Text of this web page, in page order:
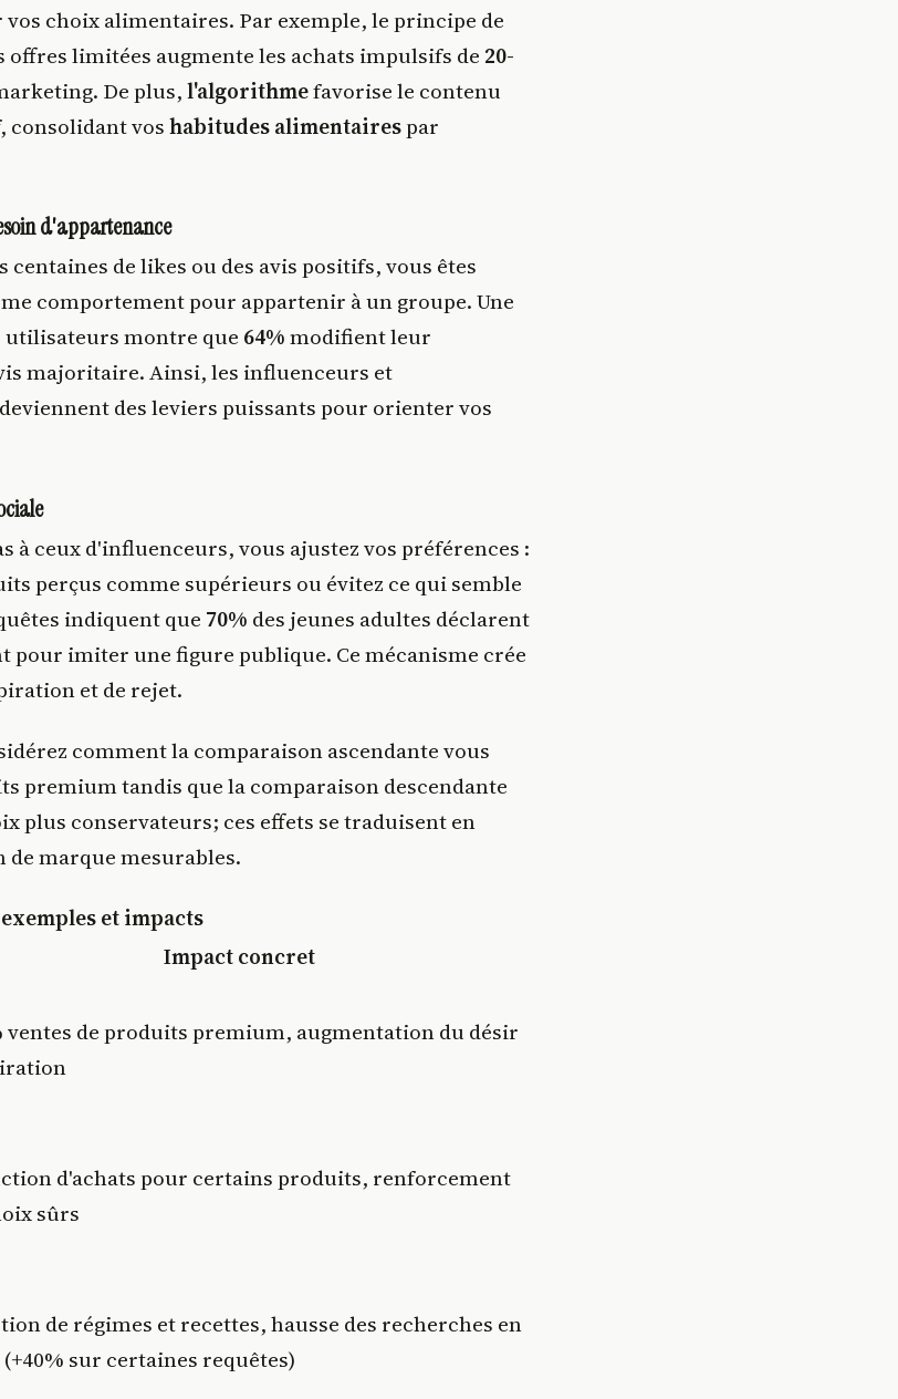
choix alimentaires. Par exemple, le principe de
offres limitées augmente les achats impulsifs de 20-
De plus,l'algorithmefavorise le contenu
voshabitudes alimentairespar
d'appartenance
centaines de likes ou des avis positifs, vous êtes
comportement pour appartenir à un groupe. Une
utilisateurs montre que 64%modifient leur
majoritaire. Ainsi, les influenceurs et
des leviers puissants pour orienter vos
à ceux d'influenceurs, vous ajustez vos préférences :
perçus comme supérieurs ou évitez ce qui semble
indiquent que 70% des jeunes adultes déclarent
pour imiter une figure publique. Ce mécanisme crée
et de rejet.
comment la comparaison ascendante vous
premium tandis que la comparaison descendante
plus conservateurs; ces effets se traduisent en
de marque mesurables.
et impacts
Impact concret
ventes de produits premium, augmentation du désir
d'achats pour certains produits, renforcement
sûrs
de régimes et recettes, hausse des recherches en
sur certaines requêtes)